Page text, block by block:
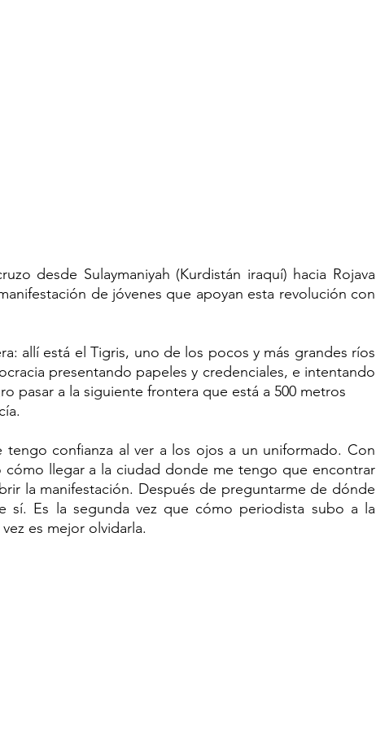
desde Sulaymaniyah (Kurdistán iraquí) hacia Rojava
de jóvenes que apoyan esta revolución con
allí está el Tigris, uno de los pocos y más grandes ríos
presentando papeles y credenciales, e intentando
pasar a la siguiente frontera que está a 500 metros
tengo confianza al ver a los ojos a un uniformado. Con
llegar a la ciudad donde me tengo que encontrar
la manifestación. Después de preguntarme de dónde
sí. Es la segunda vez que cómo periodista subo a la
es mejor olvidarla.